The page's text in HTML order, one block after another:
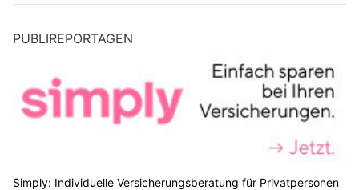
PUBLIREPORTAGEN
Simply: Individuelle Versicherungsberatung für Privatpersonen